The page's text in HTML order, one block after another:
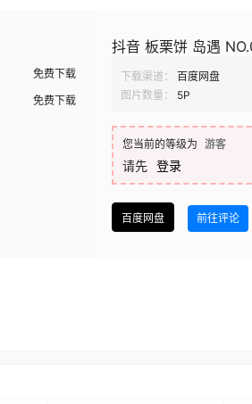
免费下载
免费下载
抖音 板栗饼 岛遇
下载渠道： 百度网盘
图片数量：
5P
您当前的等级为 游客
请先 登录
百度网盘 前往评论